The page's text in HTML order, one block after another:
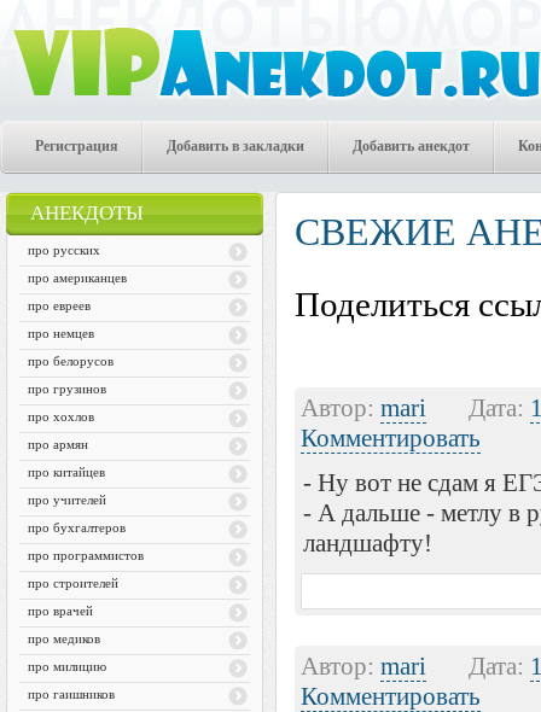
Регистрация Добавить в закладки Добавить анекдот
АНЕКДОТЫ
про русских
про американцев
про евреев
про немцев
про белорусов
про грузинов
про хохлов
про армян
про китайцев
про учителей
про бухгалтеров
про программистов
про строителей
про врачей
про медиков
про милицию
про гаишников
СВЕЖИЕ
Поделиться
Автор: mari Дата:
Комментировать
- Ну вот не сдам я
- А дальше - метлу в
ландшафту!
Автор: mari Дата:
Комментировать